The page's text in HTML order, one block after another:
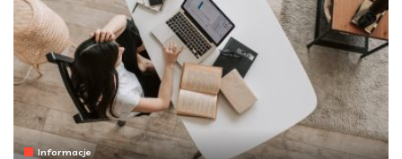
Informacje